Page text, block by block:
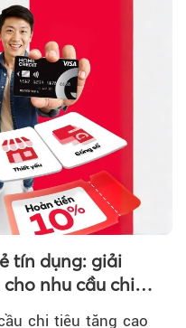
tín dụng: giải
nhu cầu chi
chi tiêu tăng cao